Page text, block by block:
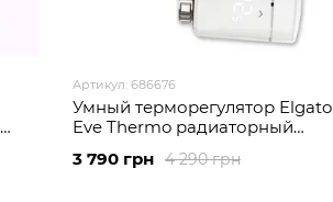
Артикул: 686676
Умный терморегулятор Elgato
Eve Thermo радиаторный
(Thread)
4 290 грн
3 790 грн